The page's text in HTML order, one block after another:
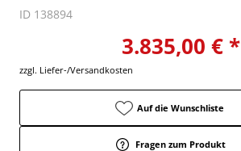
ID 138894
3.835,00 € *
zzgl. Liefer-/Versandkosten
Auf die Wunschliste
Fragen zum Produkt